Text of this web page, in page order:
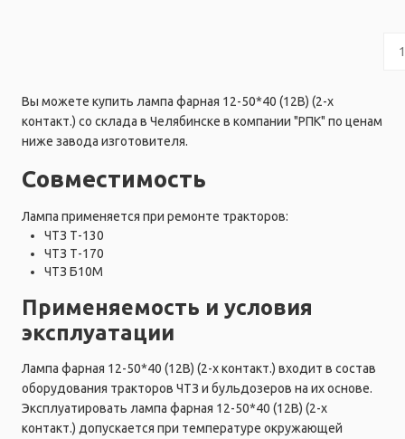
Вы можете купить лампа фарная 12-50*40 (12В) (2-х
контакт.) со склада в Челябинске в компании "РПК" по ценам
ниже завода изготовителя.
Совместимость
Лампа применяется при ремонте тракторов:
ЧТЗ Т-130
ЧТЗ Т-170
ЧТЗ Б10М
Применяемость и условия
эксплуатации
Лампа фарная 12-50*40 (12В) (2-х контакт.) входит в состав
оборудования тракторов ЧТЗ и бульдозеров на их основе.
Эксплуатировать лампа фарная 12-50*40 (12В) (2-х
контакт.) допускается при температуре окружающей